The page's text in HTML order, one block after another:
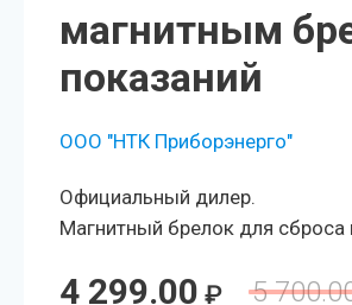
магнитным
показаний
ООО "НТК Приборэнерго"
Официальный дилер.
Магнитный брелок для сброса
5
4 299.00 ₽